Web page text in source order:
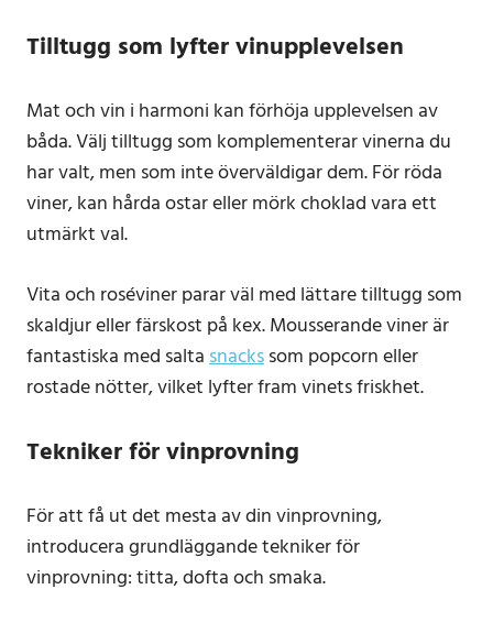
Tilltugg som lyfter vinupplevelsen
Mat och vin i harmoni kan förhöja upplevelsen av
båda. Välj tilltugg som komplementerar vinerna du
har valt, men som inte överväldigar dem. För röda
viner, kan hårda ostar eller mörk choklad vara ett
utmärkt val.
Vita och roséviner parar väl med lättare tilltugg som
skaldjur eller färskost på kex. Mousserande viner är
fantastiska med saltasnackssom popcorn eller
rostade nötter, vilket lyfter fram vinets friskhet.
Tekniker för vinprovning
För att få ut det mesta av din vinprovning,
introducera grundläggande tekniker för
vinprovning: titta, dofta och smaka.